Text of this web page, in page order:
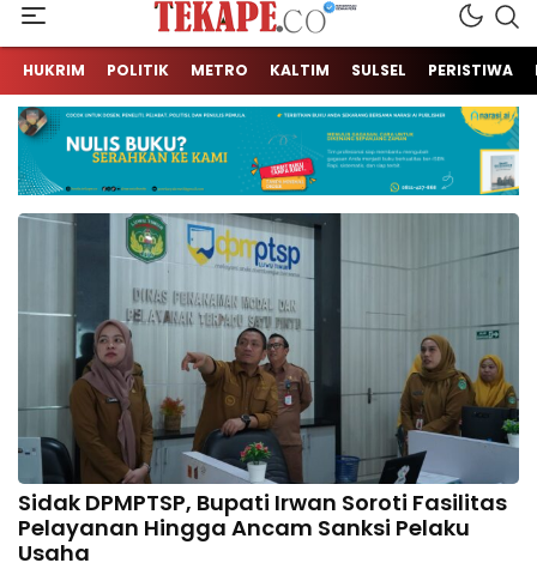
Tekape.co
Jendela Informasi Kita
HUKRIM POLITIK METRO KALTIM SULSEL PERISTIWA
Sidak DPMPTSP, Bupati Irwan Soroti Fasilitas
Pelayanan Hingga Ancam Sanksi Pelaku
Usaha